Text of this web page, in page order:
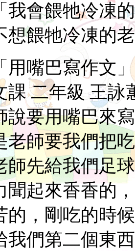
我會餵牠冷凍
想餵牠冷凍的
用嘴巴寫作文
課 二年級 王詠
說要用嘴巴來
老師要我們把
師先給我們足
聞起來香香的
的，剛吃的時
我們第二個東